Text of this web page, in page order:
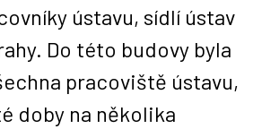
ústavu, sídlí ústav
Do této budovy byla
pracoviště ústavu,
doby na několika